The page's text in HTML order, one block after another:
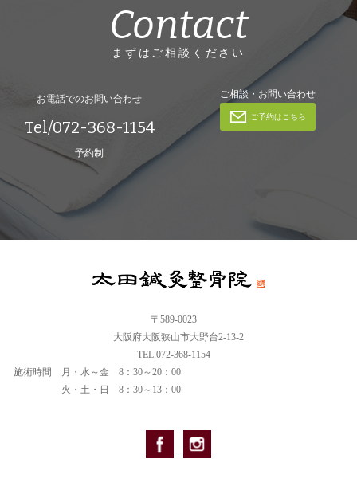
Contact
まずはご相談ください
お電話でのお問い合わせ
Tel/072-368-1154
予約制
ご相談・お問い合わせ
ご予約はこちら
〒589-0023
大阪府大阪狭山市大野台2-13-2
TEL.072-368-1154
施術時間
月・水～金 8：30～20：00
火・土・日 8：30～13：00